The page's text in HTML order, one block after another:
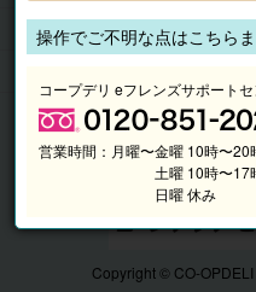
マイページ
Copyright © CO-
操作でご不明な点はこちら
コープデリ eフレンズサポート
営業時間： 月曜〜金曜 10時〜20
土曜 10時〜17
日曜 休み